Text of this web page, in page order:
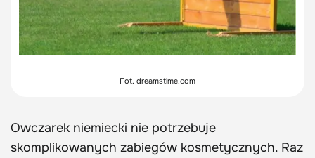
Fot. dreamstime.com
Owczarek niemiecki nie potrzebuje
skomplikowanych zabiegów kosmetycznych. Raz